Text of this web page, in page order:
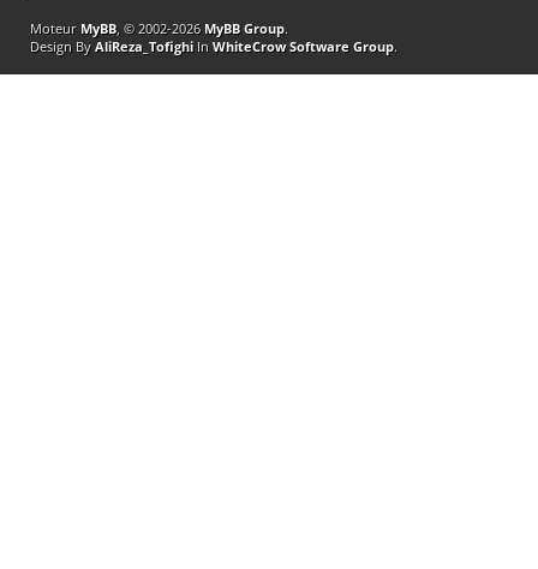
Moteur MyBB, © 2002-2026 MyBB Group.
Design By AliReza_TofighiIn WhiteCrow Software Group.